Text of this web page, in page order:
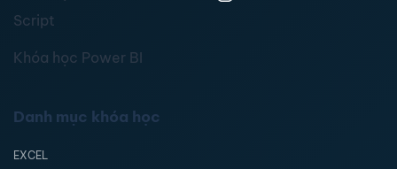
Script
Khóa học Power BI
Danh mục khóa học
EXCEL